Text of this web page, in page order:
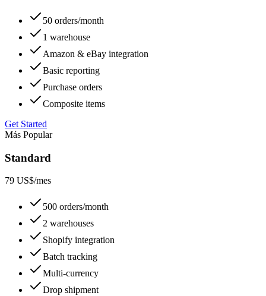
50 orders/month
1 warehouse
Amazon & eBay integration
Basic reporting
Purchase orders
Composite items
Get Started
Más Popular
Standard
79 US$/mes
500 orders/month
2 warehouses
Shopify integration
Batch tracking
Multi-currency
Drop shipment